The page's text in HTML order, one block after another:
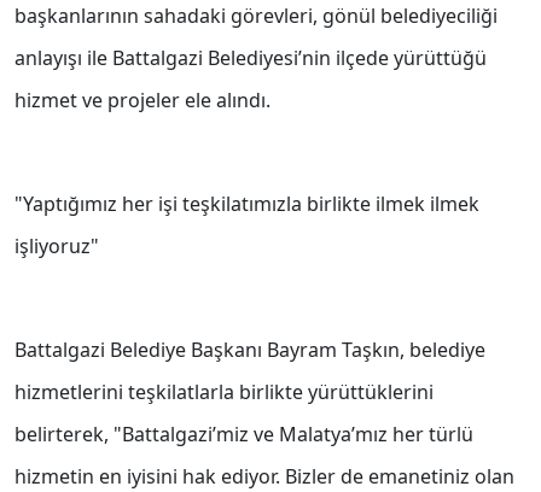
başkanlarının sahadaki görevleri, gönül belediyeciliği
anlayışı ile Battalgazi Belediyesi’nin ilçede yürüttüğü
hizmet ve projeler ele alındı.
"Yaptığımız her işi teşkilatımızla birlikte ilmek ilmek
işliyoruz"
Battalgazi Belediye Başkanı Bayram Taşkın, belediye
hizmetlerini teşkilatlarla birlikte yürüttüklerini
belirterek, "Battalgazi’miz ve Malatya’mız her türlü
hizmetin en iyisini hak ediyor. Bizler de emanetiniz olan